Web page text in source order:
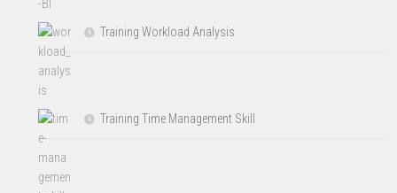
Training Workload Analysis
Training Time Management Skill